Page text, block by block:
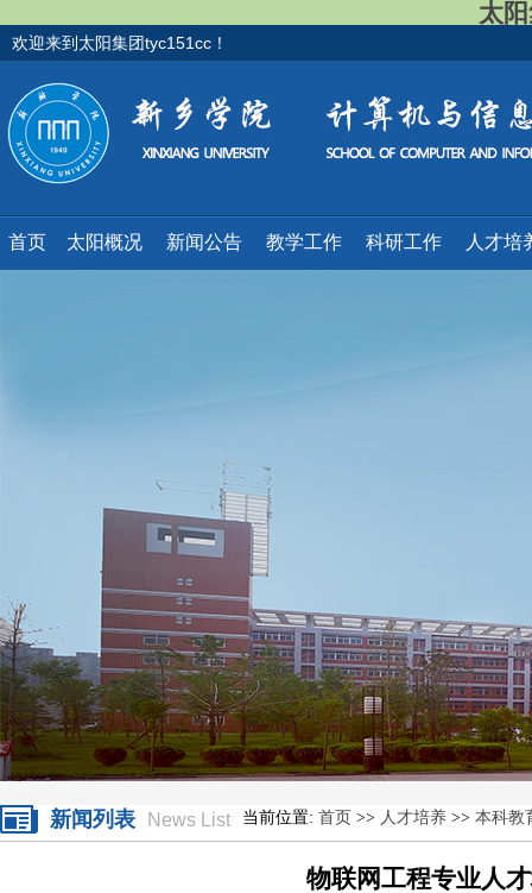
太
欢迎来到太阳集团tyc151cc！
首页 太阳概况 新闻公告 教学工作 科研工作 人才培
新闻列表 News List 当前位置: 首页 >> 人才培养 >> 本科教
物联网工程专业人